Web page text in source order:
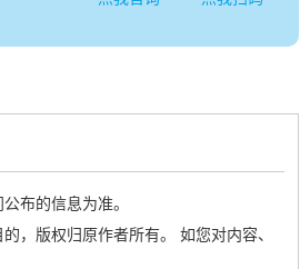
布的信息为准。
，版权归原作者所有。 如您对内容、